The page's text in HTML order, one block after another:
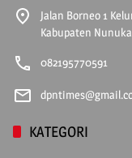
Jalan Borneo 1
Kabupaten
082195770591
KATEGORI